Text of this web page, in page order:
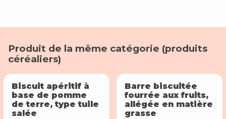
Produit de la même catégorie (produits
céréaliers)
Biscuit apéritif à
base de pomme
de terre, type tuile
salée
Barre biscuitée
fourrée aux fruits,
allégée en matière
grasse